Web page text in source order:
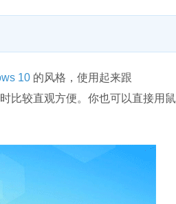
10 的风格，使用起来跟
比较直观方便。你也可以直接用鼠